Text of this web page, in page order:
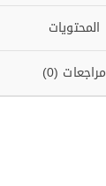
المحتويات
مراجعات (0)